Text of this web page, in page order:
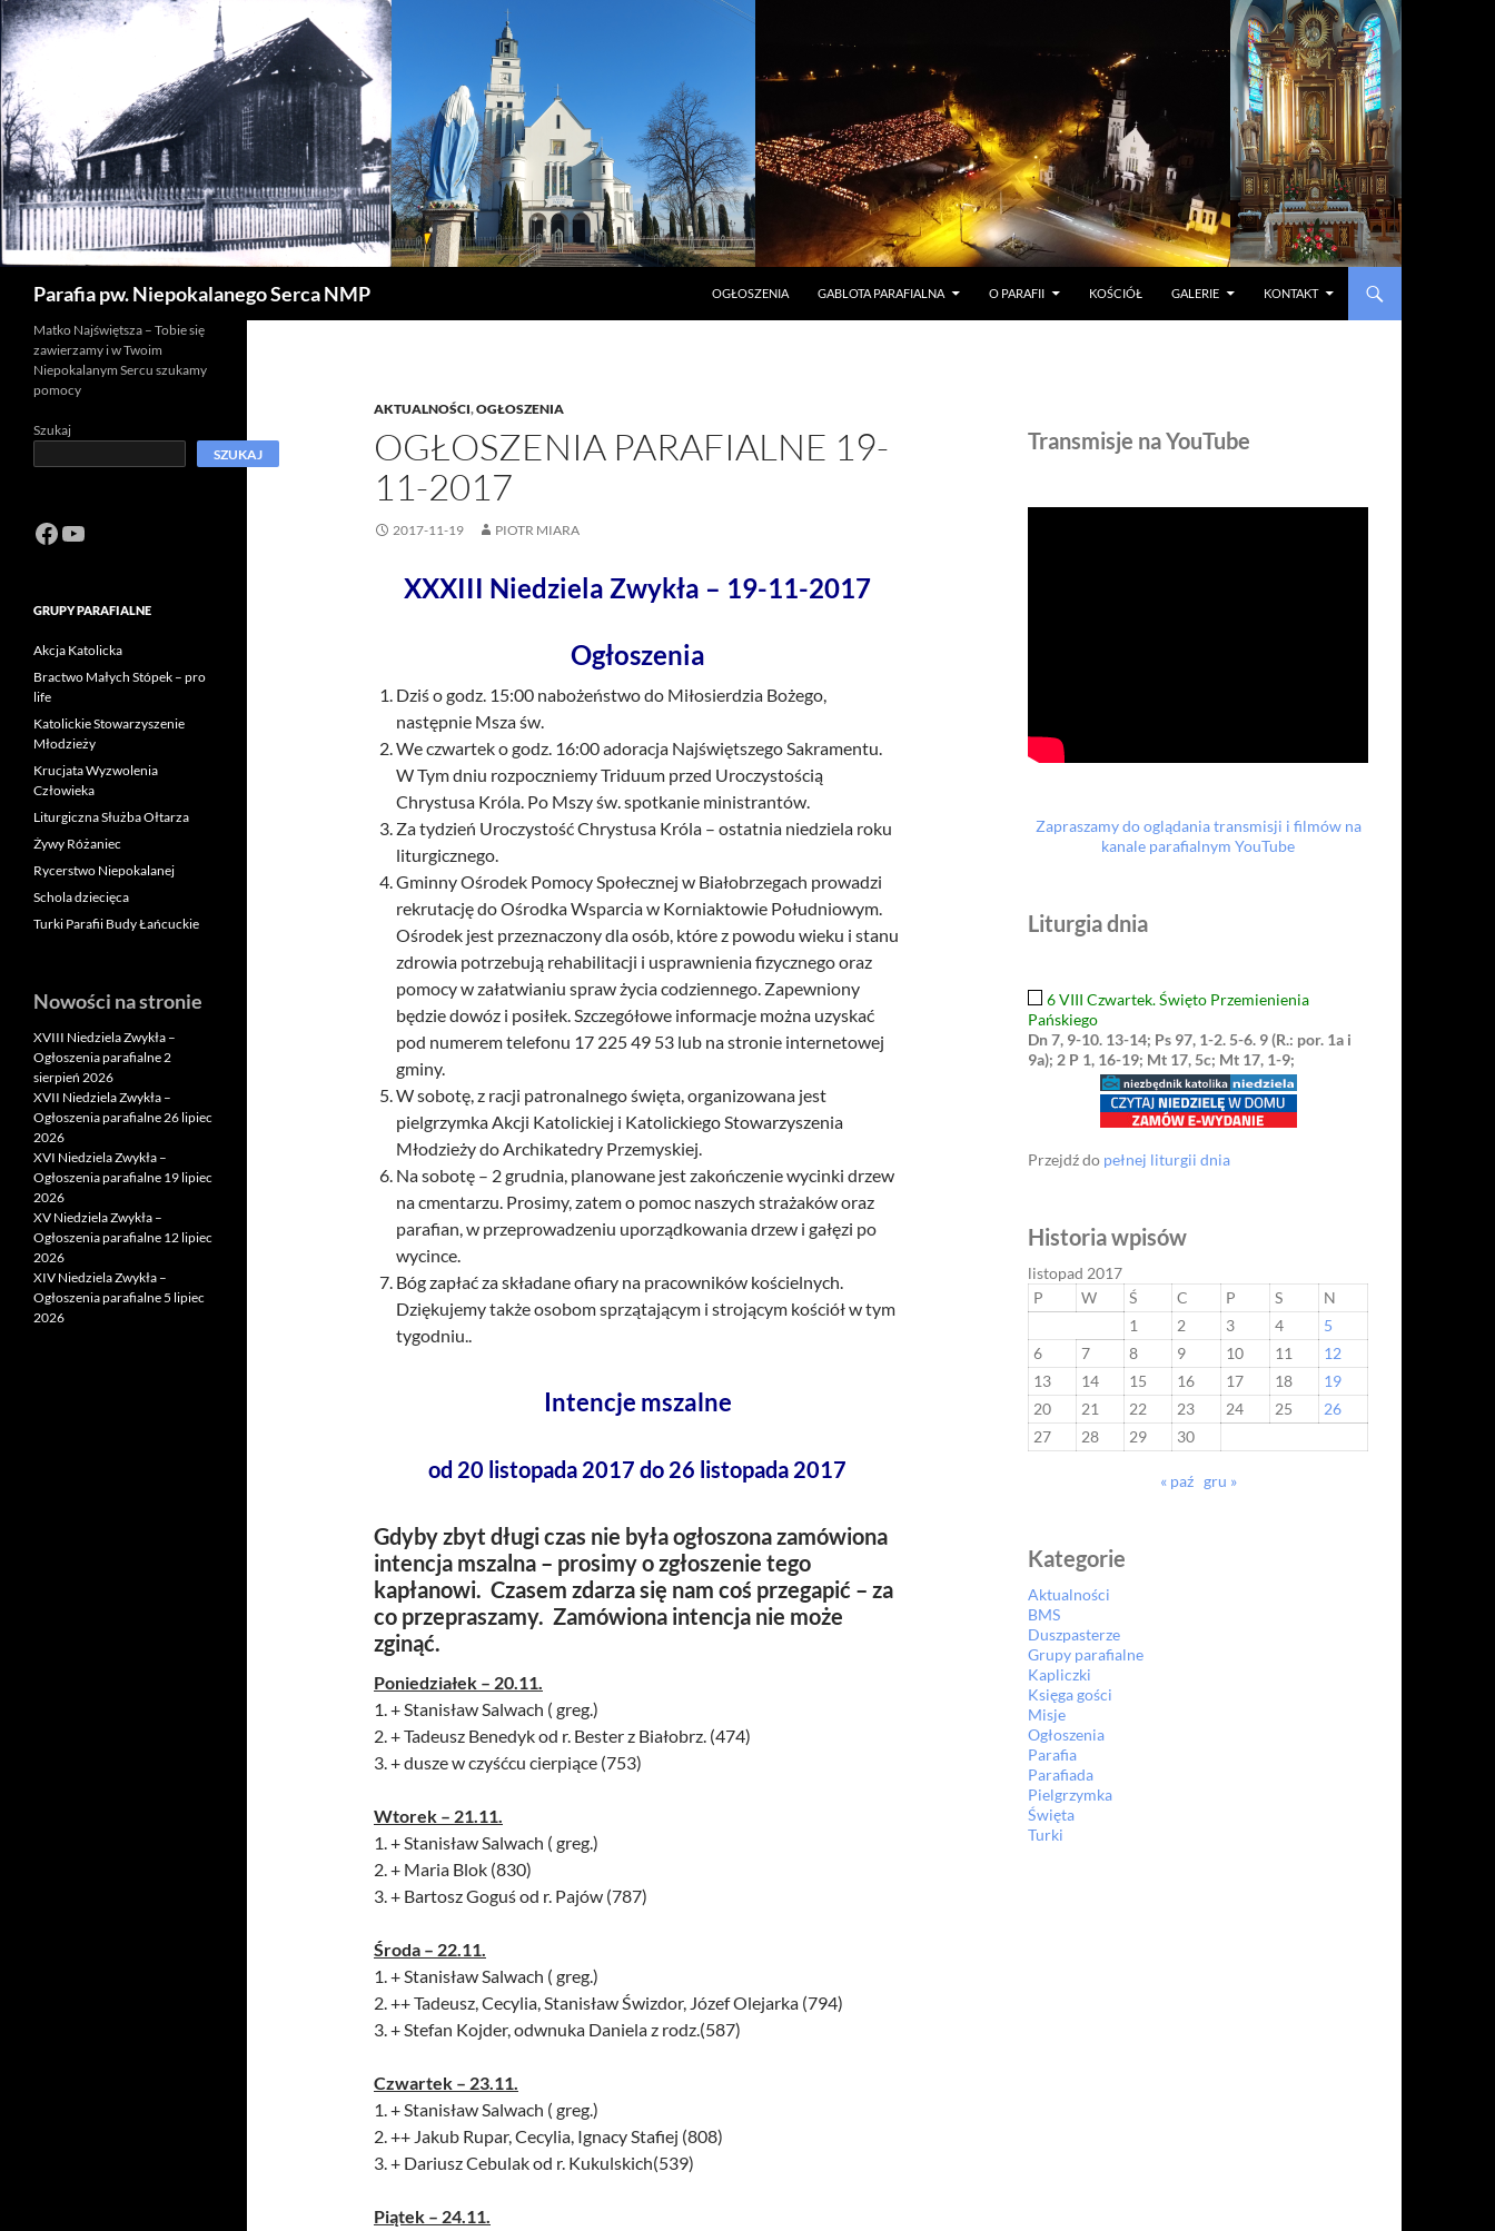
Parafia pw. Niepokalanego Serca NMP
OGŁOSZENIA
GABLOTA PARAFIALNA O PARAFII KOŚCIÓŁ GALERIE KONTAKT
AKTUALNOŚCI,OGŁOSZENIA
OGŁOSZENIA PARAFIALNE 19-
11-2017
2017-11-19 PIOTR MIARA
XXXIII Niedziela Zwykła – 19-11-2017
Ogłoszenia
Dziś o godz. 15:00 nabożeństwo do Miłosierdzia Bożego,
następnie Msza św.
We czwartek o godz. 16:00 adoracja Najświętszego Sakramentu.
W Tym dniu rozpoczniemy Triduum przed Uroczystością
Chrystusa Króla. Po Mszy św. spotkanie ministrantów.
Za tydzień Uroczystość Chrystusa Króla – ostatnia niedziela roku
liturgicznego.
Gminny Ośrodek Pomocy Społecznej w Białobrzegach prowadzi
rekrutację do Ośrodka Wsparcia w Korniaktowie Południowym.
Ośrodek jest przeznaczony dla osób, które z powodu wieku i stanu
zdrowia potrzebują rehabilitacji i usprawnienia fizycznego oraz
pomocy w załatwianiu spraw życia codziennego. Zapewniony
będzie dowóz i posiłek. Szczegółowe informacje można uzyskać
pod numerem telefonu 17 225 49 53 lub na stronie internetowej
gminy.
W sobotę, z racji patronalnego święta, organizowana jest
pielgrzymka Akcji Katolickiej i Katolickiego Stowarzyszenia
Młodzieży do Archikatedry Przemyskiej.
Na sobotę – 2 grudnia, planowane jest zakończenie wycinki drzew
na cmentarzu. Prosimy, zatem o pomoc naszych strażaków oraz
parafian, w przeprowadzeniu uporządkowania drzew i gałęzi po
wycince.
Bóg zapłać za składane ofiary na pracowników kościelnych.
Dziękujemy także osobom sprzątającym i strojącym kościół w tym
tygodniu..
Intencje mszalne
od 20 listopada 2017 do 26 listopada 2017
Gdyby zbyt długi czas nie była ogłoszona zamówiona
intencja mszalna – prosimy o zgłoszenie tego
kapłanowi. Czasem zdarza się nam coś przegapić – za
co przepraszamy. Zamówiona intencja nie może
zginąć.
Poniedziałek – 20.11.
1. + Stanisław Salwach ( greg.)
2. + Tadeusz Benedyk od r. Bester z Białobrz. (474)
3. + dusze w czyśćcu cierpiące (753)
Wtorek – 21.11.
1. + Stanisław Salwach ( greg.)
2. + Maria Blok (830)
3. + Bartosz Goguś od r. Pajów (787)
Środa – 22.11.
1. + Stanisław Salwach ( greg.)
2. ++ Tadeusz, Cecylia, Stanisław Świzdor, Józef Olejarka (794)
3. + Stefan Kojder, odwnuka Daniela z rodz.(587)
Czwartek – 23.11.
1. + Stanisław Salwach ( greg.)
2. ++ Jakub Rupar, Cecylia, Ignacy Stafiej (808)
3. + Dariusz Cebulak od r. Kukulskich(539)
Piątek – 24.11.
Transmisje na YouTube
Zapraszamy do oglądania transmisji i filmów na
kanale parafialnym YouTube
Liturgia dnia
6 VIII Czwartek. Święto Przemienienia
Pańskiego
Dn 7, 9-10. 13-14; Ps 97, 1-2. 5-6. 9 (R.: por. 1a i
9a); 2 P 1, 16-19; Mt 17, 5c; Mt 17, 1-9;
Przejdź do pełnej liturgii dnia
Historia wpisów
listopad 2017
P
W Ś C P S
N
1
2 3 4
5
6
7 8 9 10 11
12
13
14 15 16 17 18
19
20
21 22 23 24 25
26
27
28 29 30
« paź gru »
Kategorie
Aktualności
BMS
Duszpasterze
Grupy parafialne
Kapliczki
Księga gości
Misje
Ogłoszenia
Parafia
Parafiada
Pielgrzymka
Święta
Turki
Matko Najświętsza – Tobie się
zawierzamy i w Twoim
Niepokalanym Sercu szukamy
pomocy
Szukaj
SZUKAJ
Facebook
https://www.youtube.com/channel/UCeN8ciSo_a79igwmwNXx2qw
GRUPY PARAFIALNE
Akcja Katolicka
Bractwo Małych Stópek – pro
life
Katolickie Stowarzyszenie
Młodzieży
Krucjata Wyzwolenia
Człowieka
Liturgiczna Służba Ołtarza
Żywy Różaniec
Rycerstwo Niepokalanej
Schola dziecięca
Turki Parafii Budy Łańcuckie
Nowości na stronie
XVIII Niedziela Zwykła –
Ogłoszenia parafialne 2
sierpień 2026
XVII Niedziela Zwykła –
Ogłoszenia parafialne 26 lipiec
2026
XVI Niedziela Zwykła –
Ogłoszenia parafialne 19 lipiec
2026
XV Niedziela Zwykła –
Ogłoszenia parafialne 12 lipiec
2026
XIV Niedziela Zwykła –
Ogłoszenia parafialne 5 lipiec
2026